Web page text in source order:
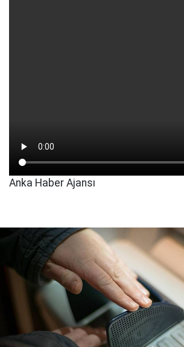
Anka Haber Ajansı